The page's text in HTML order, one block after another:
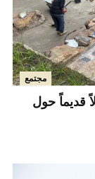
مجتمع
قديماً حول